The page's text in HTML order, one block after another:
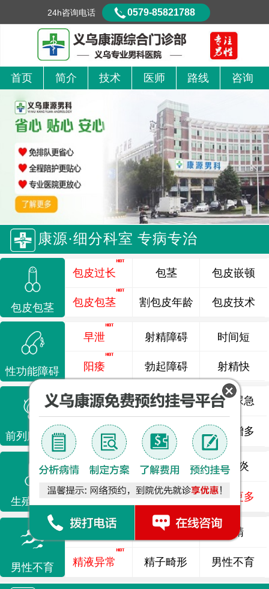
首页 简介 技术 医师 路线 咨询
康源·细分科室 专病专治
包皮包茎
包皮过长
包皮包茎
包茎
割包皮年龄
包皮嵌顿
包皮技术
性功能障碍
早泄
阳痿
射精障碍
勃起障碍
时间短
射精快
前列腺疾病
前列腺炎 前列腺痛 尿频尿急
前列腺增生 排尿不畅 夜尿增多
生殖感染
龟头炎 睾丸炎 尿道炎
尿相关 泌尿感染 了解更多
男性不育
死精 少精 弱精
精液异常 精子畸形 男性不育
24h咨询电话 0579-85821788